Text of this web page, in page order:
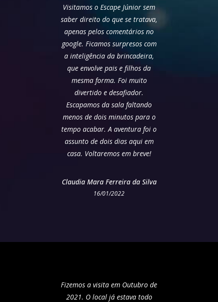
Visitamos o Escape Júnior sem
saber direito do que se tratava,
apenas pelos comentários no
google. Ficamos surpresos com
a inteligência da brincadeira,
que envolve pais e filhos da
mesma forma. Foi muito
divertido e desafiador.
Escapamos da sala faltando
menos de dois minutos para o
tempo acabar. A aventura foi o
assunto de dois dias aqui em
casa. Voltaremos em breve!
Claudia Mara Ferreira da Silva
16/01/2022
Fizemos a visita em Outubro de
2021. O local já estava todo